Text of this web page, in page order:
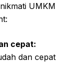
UMKM
cepat:
dan cepat